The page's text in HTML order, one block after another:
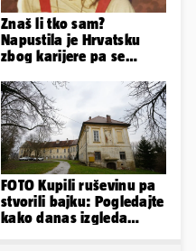
Znaš li tko sam?
Napustila je Hrvatsku
zbog karijere pa se
starijeg
FOTO Kupili ruševinu pa
stvorili bajku: Pogledajte
kako danas izgleda